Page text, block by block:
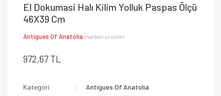
El Dokumasi Halı Kilim Yolluk Paspas Ölçü
46X39 Cm
Antigues Of Anatolia markalı ürünler
972,67 TL
Kategori
Antigues Of Anatolia